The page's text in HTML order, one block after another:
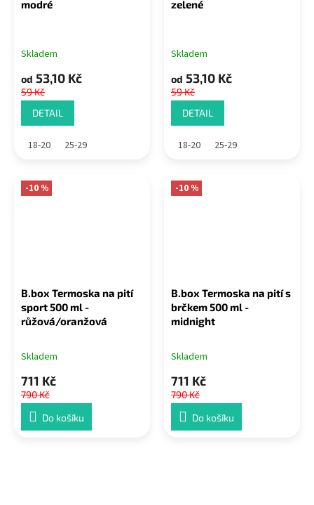
modré
Skladem
od 53,10 Kč
59 Kč
DETAIL
18-20 25-29
zelené
Skladem
od 53,10 Kč
59 Kč
DETAIL
18-20 25-29
-10 %
B.box Termoska na pití
sport 500 ml -
růžová/oranžová
Skladem
711 Kč
790 Kč
Do košíku
-10 %
B.box Termoska na pití s
brčkem 500 ml -
midnight
Skladem
711 Kč
790 Kč
Do košíku